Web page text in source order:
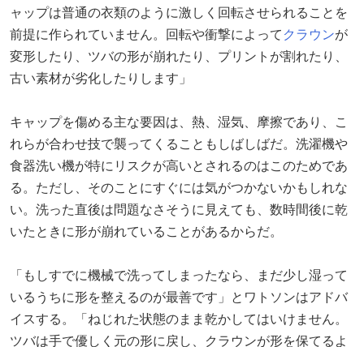
ャップは普通の衣類のように激しく回転させられることを
前提に作られていません。回転や衝撃によって クラウンが
変形したり、ツバの形が崩れたり、プリントが割れたり、
古い素材が劣化したりします」
キャップを傷める主な要因は、熱、湿気、摩擦であり、こ
れらが合わせ技で襲ってくることもしばしばだ。洗濯機や
食器洗い機が特にリスクが高いとされるのはこのためであ
る。ただし、そのことにすぐには気がつかないかもしれな
い。洗った直後は問題なさそうに見えても、数時間後に乾
いたときに形が崩れていることがあるからだ。
「もしすでに機械で洗ってしまったなら、まだ少し湿って
いるうちに形を整えるのが最善です」とワトソンはアドバ
イスする。「ねじれた状態のまま乾かしてはいけません。
ツバは手で優しく元の形に戻し、クラウンが形を保てるよ